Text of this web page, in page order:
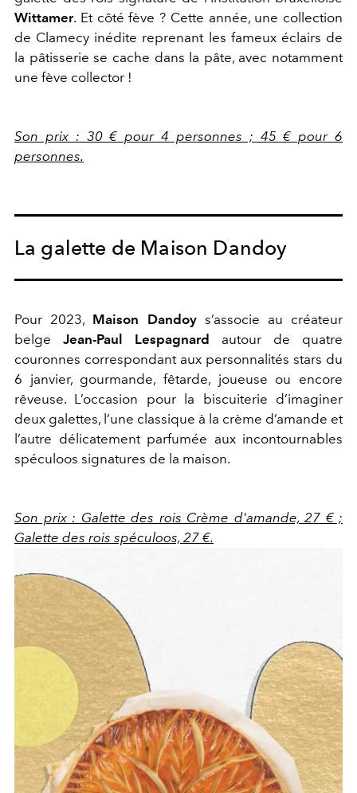
Wittamer. Et côté fève ? Cette année, une collection
de Clamecy inédite reprenant les fameux éclairs de
la pâtisserie se cache dans la pâte, avec notamment
une fève collector !
Son prix : 30 € pour 4 personnes ; 45 € pour 6
personnes.
La galette de Maison Dandoy
Pour 2023, Maison Dandoys’associe au créateur
belge Jean-Paul Lespagnard
autour de quatre
couronnes correspondant aux personnalités stars du
6 janvier, gourmande, fêtarde, joueuse ou encore
rêveuse. L’occasion pour la biscuiterie d’imaginer
deux galettes, l’une classique à la crème d’amande et
l’autre délicatement parfumée aux incontournables
spéculoos signatures de la maison.
Son prix : Galette des rois Crème d'amande, 27 € ;
Galette des rois spéculoos, 27 €.